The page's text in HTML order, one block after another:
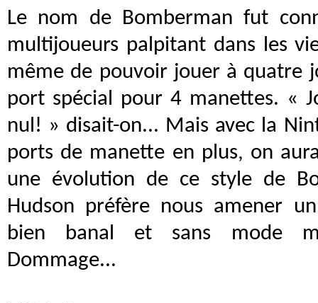
Le nom de Bomberman fut
multijoueurs palpitant dans les
même de pouvoir jouer à quatre
port spécial pour 4 manettes. «
nul! » disait-on... Mais avec la
ports de manette en plus, on
une évolution de ce style de
Hudson préfère nous amener
bien banal et sans mode
Dommage...